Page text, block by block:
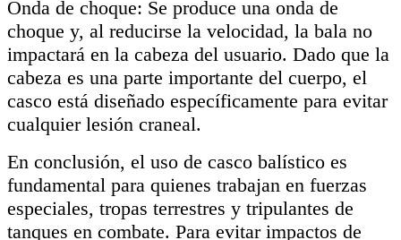
Onda de choque: Se produce una onda de
choque y, al reducirse la velocidad, la bala no
impactará en la cabeza del usuario. Dado que la
cabeza es una parte importante del cuerpo, el
casco está diseñado específicamente para evitar
cualquier lesión craneal.
En conclusión, el uso de casco balístico es
fundamental para quienes trabajan en fuerzas
especiales, tropas terrestres y tripulantes de
tanques en combate. Para evitar impactos de